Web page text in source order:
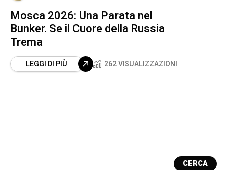
Mosca 2026: Una Parata nel
Bunker. Se il Cuore della Russia
Trema
LEGGI DI PIÙ 262 VISUALIZZAZIONI
CERCA